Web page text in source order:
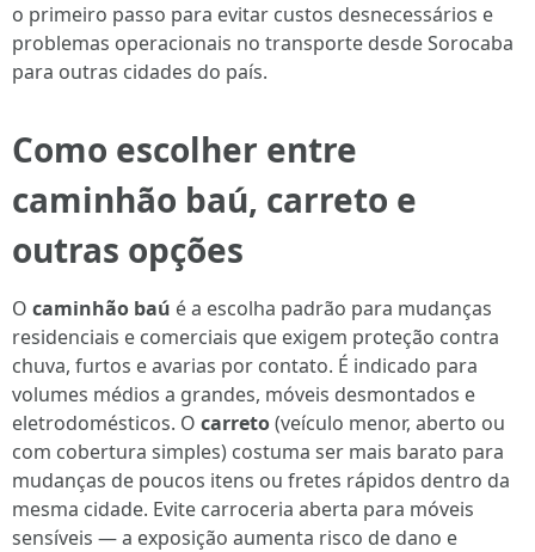
o primeiro passo para evitar custos desnecessários e
problemas operacionais no transporte desde Sorocaba
para outras cidades do país.
Como escolher entre
caminhão baú, carreto e
outras opções
O caminhão baú é a escolha padrão para mudanças
residenciais e comerciais que exigem proteção contra
chuva, furtos e avarias por contato. É indicado para
volumes médios a grandes, móveis desmontados e
eletrodomésticos. O carreto(veículo menor, aberto ou
com cobertura simples) costuma ser mais barato para
mudanças de poucos itens ou fretes rápidos dentro da
mesma cidade. Evite carroceria aberta para móveis
sensíveis — a exposição aumenta risco de dano e